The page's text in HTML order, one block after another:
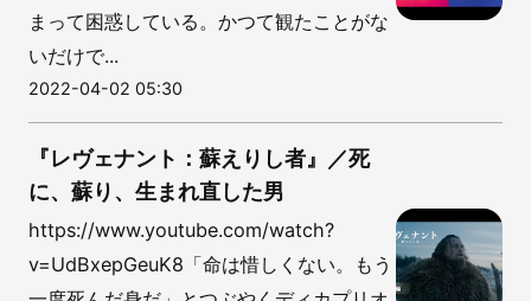
まって困惑している。かつて観たことがな
いだけで...
2022-04-02 05:30
『レヴェナント：蘇えりし者』／死
に、蘇り、生まれ直した男
https://www.youtube.com/watch?
v=UdBxepGeuK8「命は惜しくない。もう